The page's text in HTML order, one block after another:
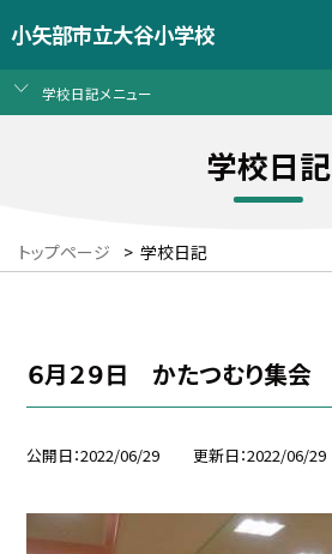
小矢部市立大谷小学校
学校日記メニュー
学校日記
トップページ > 学校日記
６月２９日 かたつむり集会
公開日 2022/06/29 更新日 2022/06/29